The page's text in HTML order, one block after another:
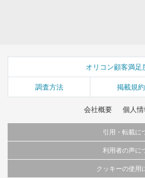
オリコン顧客満足
調査方法 掲載規約
会社概要 個人
引用・転載に
当サイトで公開されている情報（文字、写真、
これらの情報を権利者の許可なく無断転載・複
利用者の声に
当サイトに掲載している内容はすべてサービス
クッキーの使用